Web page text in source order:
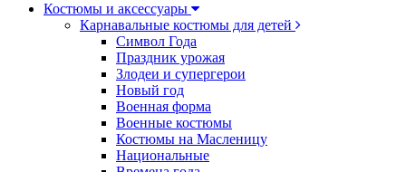
Костюмы и аксессуары
Карнавальные костюмы для детей
Символ Года
Праздник урожая
Злодеи и супергерои
Новый год
Военная форма
Военные костюмы
Костюмы на Масленицу
Национальные